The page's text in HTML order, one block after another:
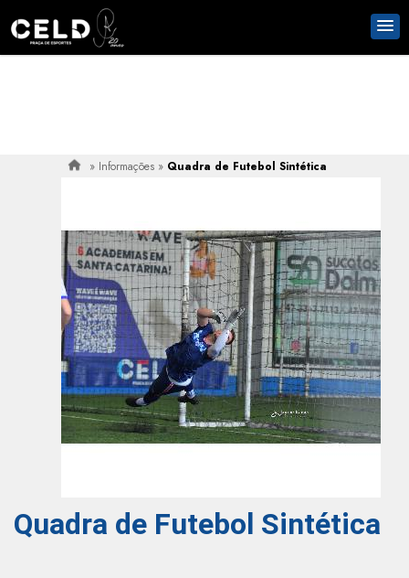
» Informações » Quadra de Futebol Sintética
Quadra de Futebol Sintética